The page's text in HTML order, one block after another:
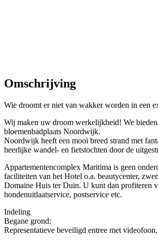
Omschrijving
Wie droomt er niet van wakker worden in een
Wij maken uw droom werkelijkheid! We
bloemenbadplaats Noordwijk.
Noordwijk heeft een mooi breed strand met
heerlijke wandel- en fietstochten door de
Appartementencomplex Maritima is geen
faciliteiten van het Hotel o.a. beautycenter,
Domaine Huis ter Duin. U kunt dan profiteren
hondenuitlaatservice, postservice etc.
Indeling
Begane grond:
Representatieve beveiligd entree met